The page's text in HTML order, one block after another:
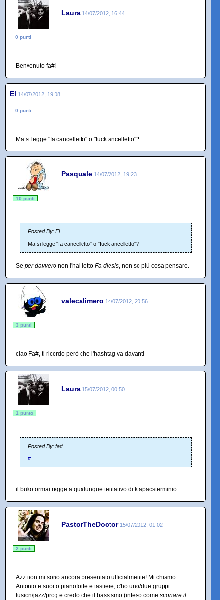
Laura 14/07/2012, 16:44
0 punti
Benvenuto fa#!
El 14/07/2012, 19:08
0 punti
Ma si legge "fa cancelletto" o "fuck ancelletto"?
Pasquale 14/07/2012, 19:23
10 punti
Posted By: El
Ma si legge "fa cancelletto" o "fuck ancelletto"?
Se per davvero non l'hai letto Fa diesis, non so più cosa pensare.
valecalimero 14/07/2012, 20:56
3 punti
ciao Fa#, ti ricordo però che l'hashtag va davanti
Laura 15/07/2012, 00:50
1 punto
Posted By: fa#
#
il buko ormai regge a qualunque tentativo di klapacsterminio.
PastorTheDoctor 15/07/2012, 01:02
2 punti
Azz non mi sono ancora presentato ufficialmente! Mi chiamo
Antonio e suono pianoforte e tastiere, c'ho uno/due gruppi
fusion/jazz/prog e credo che il bassismo (inteso come suonare il